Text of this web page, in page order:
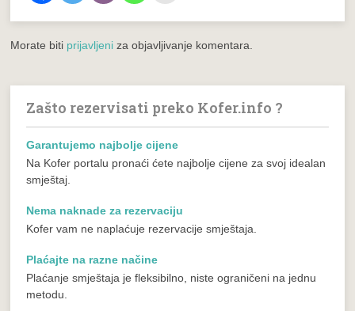
Morate biti prijavljeni za objavljivanje komentara.
Zašto rezervisati preko Kofer.info ?
Garantujemo najbolje cijene
Na Kofer portalu pronaći ćete najbolje cijene za svoj idealan
smještaj.
Nema naknade za rezervaciju
Kofer vam ne naplaćuje rezervacije smještaja.
Plaćajte na razne načine
Plaćanje smještaja je fleksibilno, niste ograničeni na jednu
metodu.